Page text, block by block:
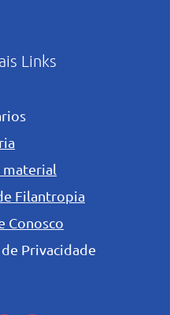
Links
material
Filantropia
Conosco
Privacidade